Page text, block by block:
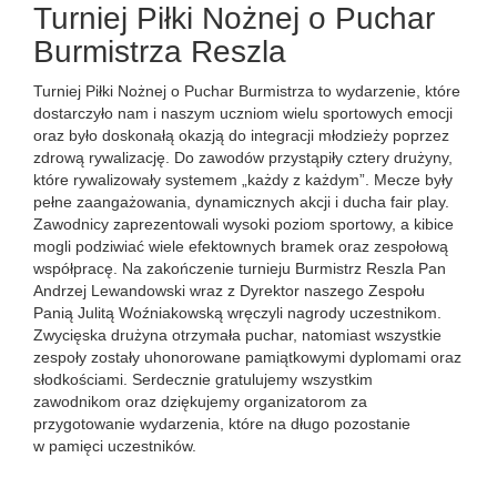
Turniej Piłki Nożnej o Puchar
Burmistrza Reszla
Turniej Piłki Nożnej o Puchar Burmistrza to wydarzenie, które
dostarczyło nam i naszym uczniom wielu sportowych emocji
oraz było doskonałą okazją do integracji młodzieży poprzez
zdrową rywalizację. Do zawodów przystąpiły cztery drużyny,
które rywalizowały systemem „każdy z każdym”. Mecze były
pełne zaangażowania, dynamicznych akcji i ducha fair play.
Zawodnicy zaprezentowali wysoki poziom sportowy, a kibice
mogli podziwiać wiele efektownych bramek oraz zespołową
współpracę. Na zakończenie turnieju Burmistrz Reszla Pan
Andrzej Lewandowski wraz z Dyrektor naszego Zespołu
Panią Julitą Woźniakowską wręczyli nagrody uczestnikom.
Zwycięska drużyna otrzymała puchar, natomiast wszystkie
zespoły zostały uhonorowane pamiątkowymi dyplomami oraz
słodkościami. Serdecznie gratulujemy wszystkim
zawodnikom oraz dziękujemy organizatorom za
przygotowanie wydarzenia, które na długo pozostanie
w pamięci uczestników.